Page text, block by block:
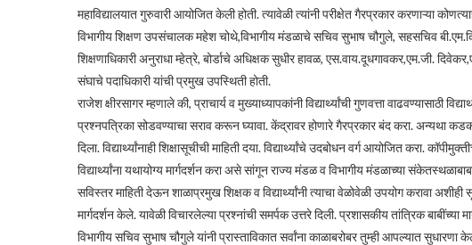
महाविद्यालयात गुरुवारी आयोजित केली होती. त्यावेळी त्यांनी परीक्षेत गैरप्रकार करणाऱ्या
विभागीय शिक्षण उपसंचालक महेश चोथे,विभागीय मंडळाचे सचिव सुभाष चौगुले, सहसचिव
शिक्षणाधिकारी अनुराधा म्हेत्रे, बोर्डाचे अधिक्षक सुधीर हावळ, एस.वाय.दूधगावकर,एम.जी.
संघाचे पदाधिकारी यांची प्रमुख उपस्थिती होती.
राजेश क्षीरसागर म्हणाले की, प्राचार्य व मुख्याध्यापकांनी विद्यार्थ्यांची गुणवत्ता वाढवण्यासाठी
प्रश्नपत्रिका सोडवण्याचा सराव करून घ्यावा. केंद्रावर होणारे गैरप्रकार बंद करा. अन्यथा
दिला. विद्यार्थ्यांनाही शिक्षासूचीची माहिती दया. विद्यार्थ्यांचे उदबोधन वर्ग आयोजित करा.
विद्यार्थ्यांना यथायोग्य मार्गदर्शन करा असे सांगून राज्य मंडळ व विभागीय मंडळाच्या
सविस्तर माहिती देऊन शाळाप्रमुख शिक्षक व विद्यार्थ्यांनी त्याचा वेळोवेळी उपयोग करावा
मार्गदर्शन केले. यावेळी विचारलेल्या प्रश्नांची समर्पक उत्तरे दिली. प्रशासकीय तांत्रिक बाबींच्या
विभागीय सचिव सुभाष चौगुले यांनी प्रास्ताविकात सर्वांना काळाबरोबर तुम्ही आपल्यात